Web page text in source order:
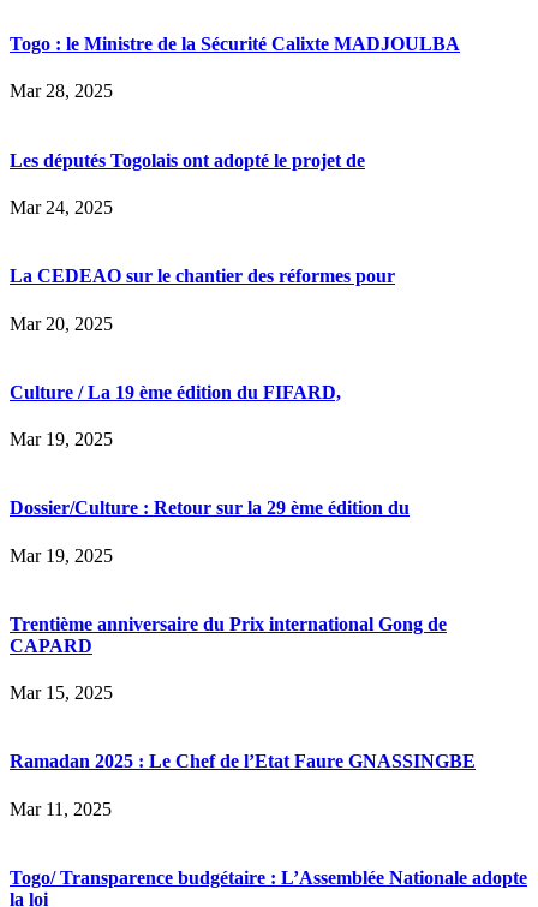
Togo : le Ministre de la Sécurité Calixte MADJOULBA
Mar 28, 2025
Les députés Togolais ont adopté le projet de
Mar 24, 2025
La CEDEAO sur le chantier des réformes pour
Mar 20, 2025
Culture / La 19 ème édition du FIFARD,
Mar 19, 2025
Dossier/Culture : Retour sur la 29 ème édition du
Mar 19, 2025
Trentième anniversaire du Prix international Gong de
CAPARD
Mar 15, 2025
Ramadan 2025 : Le Chef de l’Etat Faure GNASSINGBE
Mar 11, 2025
Togo/ Transparence budgétaire : L’Assemblée Nationale adopte
la loi